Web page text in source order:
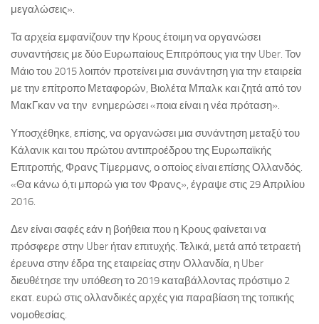
μεγαλώσεις».
Τα αρχεία εμφανίζουν την Kρους έτοιμη να οργανώσει
συναντήσεις με δύο Ευρωπαίους Επιτρόπους για την Uber. Τον
Μάιο του 2015 λοιπόν προτείνει μια συνάντηση για την εταιρεία
με την επίτροπο Μεταφορών, Βιολέτα Μπαλκ και ζητά από τον
ΜακΓκαν να την ενημερώσει «ποια είναι η νέα πρόταση».
Υποσχέθηκε, επίσης, να οργανώσει μια συνάντηση μεταξύ του
Κάλανικ και του πρώτου αντιπροέδρου της Ευρωπαϊκής
Επιτροπής, Φρανς Τίμερμανς, ο οποίος είναι επίσης Ολλανδός.
«Θα κάνω ό,τι μπορώ για τον Φρανς», έγραψε στις 29 Απριλίου
2016.
Δεν είναι σαφές εάν η βοήθεια που η Κρους φαίνεται να
πρόσφερε στην Uber ήταν επιτυχής. Τελικά, μετά από τετραετή
έρευνα στην έδρα της εταιρείας στην Ολλανδία, η Uber
διευθέτησε την υπόθεση το 2019 καταβάλλοντας πρόστιμο 2
εκατ. ευρώ στις ολλανδικές αρχές για παραβίαση της τοπικής
νομοθεσίας.